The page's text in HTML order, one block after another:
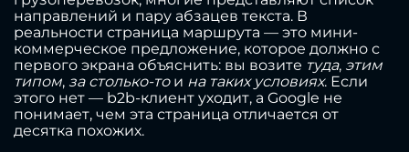
направлений и пару абзацев текста. В
реальности страница маршрута — это мини-
коммерческое предложение, которое должно с
первого экрана объяснить: вы возите туда, этим
типом, за столько-тои на таких условиях. Если
этого нет — b2b-клиент уходит, а Google не
понимает, чем эта страница отличается от
десятка похожих.